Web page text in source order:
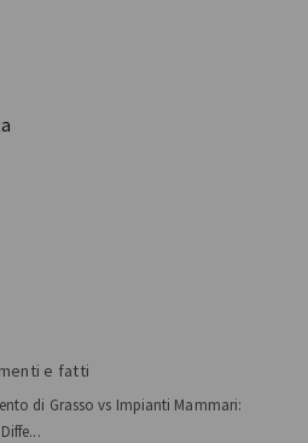
e fatti
di Grasso vs Impianti Mammari: